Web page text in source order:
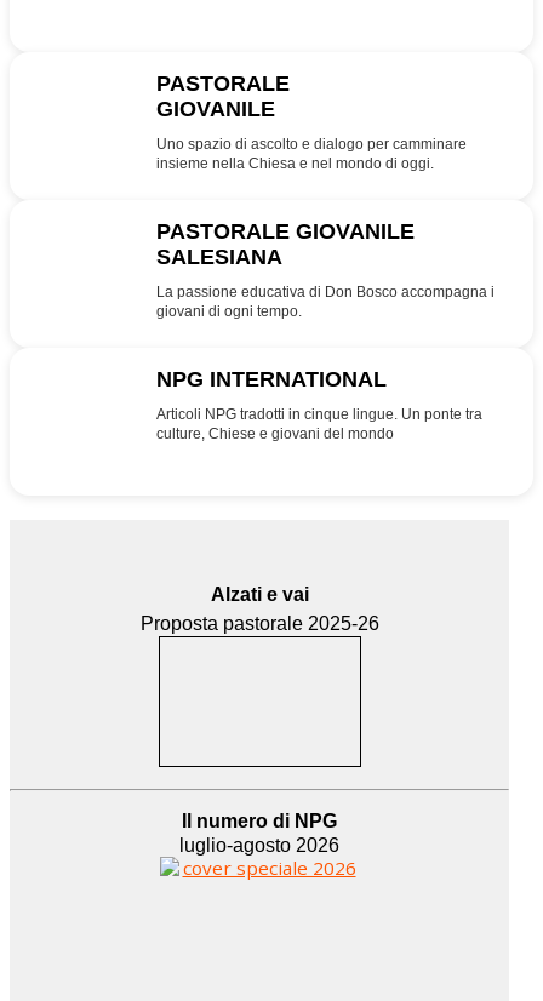
PASTORALE
GIOVANILE
Uno spazio di ascolto e dialogo per camminare
insieme nella Chiesa e nel mondo di oggi.
PASTORALE GIOVANILE
SALESIANA
La passione educativa di Don Bosco accompagna i
giovani di ogni tempo.
NPG INTERNATIONAL
Articoli NPG tradotti in cinque lingue. Un ponte tra
culture, Chiese e giovani del mondo
Alzati e vai
Proposta pastorale 2025-26
Il numero di NPG
luglio-agosto 2026